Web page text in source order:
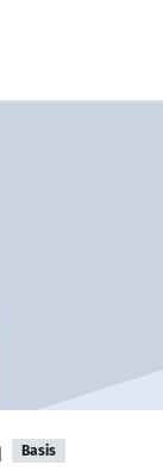
Basis